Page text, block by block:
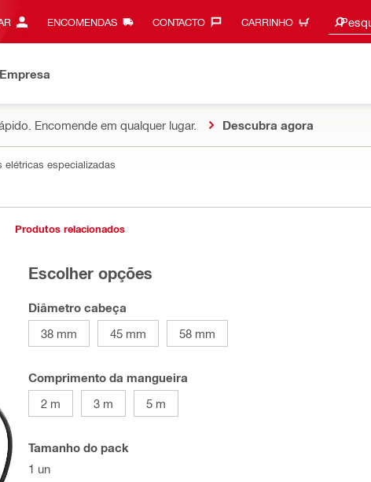
ENCOMENDAS CONTACTO‎ CARRINHO
Empresa
Encomende em qualquer lugar. Descubra agora
elétricas especializadas
Produtos relacionados
Escolher opções
Diâmetro cabeça
38 mm
45 mm 58 mm
Comprimento da mangueira
2 m
3 m 5 m
Tamanho do pack
1 un